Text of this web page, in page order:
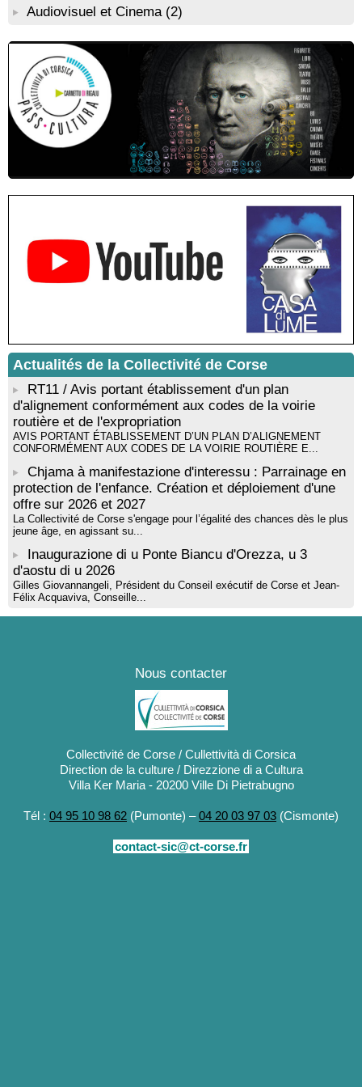
ouvert en citadelle" en partenariat avec la commune de Santa
! EVENEMENT REPORTE ! Rencontre / dédicace avec
Gilles Antonioli autour de son ouvrage “Testa Mora - Les
Rivages du destin” - Afà / Prupià / Santa Lucia di Tallà
Residenza di scrittura di Angela Nicolai, Trà Corsica è
Sardegna - Mediateca di castagniccia Mare è monti - I Fulelli
Résidence d’écriture et de recherche de l’écrivaine Cécilia
Castelli - Institut Mémoires de l'Edition Contemporaine - Caen /
Médiathèque de Castagniccia Mare et Monti - I Fulelli
Rencontre / dédicace avec Lucrèce Luciani autour de son
Mise en musique d’un livre jeunesse par Annik Meschinet,
musicienne pédagogue : Ateliers d’expression sonore, vocale,
rythmique et corporelle - Mediateca territuriale di Santa Lucia di
Tallà
! Événement reporté ! Cycle de conférences peinture animé
par Alexandre Dominati - Mediateca territuriale di Santa Lucia di
Audiovisuel et Cinema (2)
Actualités de la Collectivité de Corse
RT11 / Avis portant établissement d'un plan
d'alignement conformément aux codes de la voirie
routière et de l'expropriation
AVIS PORTANT ÉTABLISSEMENT D’UN PLAN D’ALIGNEMENT
CONFORMÉMENT AUX CODES DE LA VOIRIE ROUTIÈRE E...
Chjama à manifestazione d'interessu : Parrainage en
protection de l'enfance. Création et déploiement d'une
offre sur 2026 et 2027
La Collectivité de Corse s'engage pour l’égalité des chances dès le plus
jeune âge, en agissant su...
Inaugurazione di u Ponte Biancu d'Orezza, u 3
d'aostu di u 2026
Gilles Giovannangeli, Président du Conseil exécutif de Corse et Jean-
Félix Acquaviva, Conseille...
Nous contacter
Collectivité de Corse / Cullettività di Corsica
Direction de la culture / Direzzione di a Cultura
Villa Ker Maria - 20200 Ville Di Pietrabugno
Tél : 04 95 10 98 62 (Pumonte) –04 20 03 97 03 (Cismonte)
contact-sic@ct-corse.fr